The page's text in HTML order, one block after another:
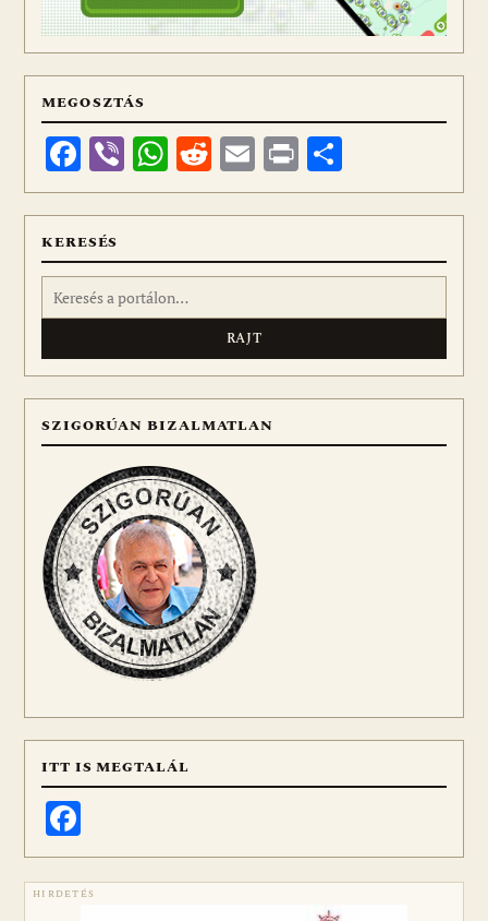
MEGOSZTÁS
Facebook
ViberWhatsApp
Reddit
Email
Print
meg
KERESÉS
Keresés:
SZIGORÚAN BIZALMATLAN
ITT IS MEGTALÁL
HIRDETÉS